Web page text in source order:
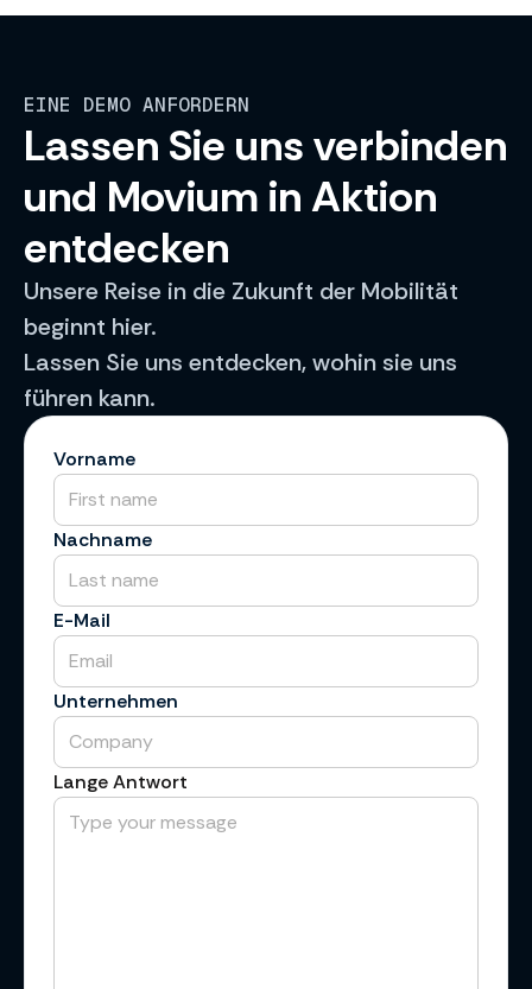
EINE DEMO ANFORDERN
Lassen Sie uns verbinden
und Movium in Aktion
entdecken
Unsere Reise in die Zukunft der Mobilität
beginnt hier.
Lassen Sie uns entdecken, wohin sie uns
führen kann.
Vorname
Nachname
E-Mail
Unternehmen
Lange Antwort